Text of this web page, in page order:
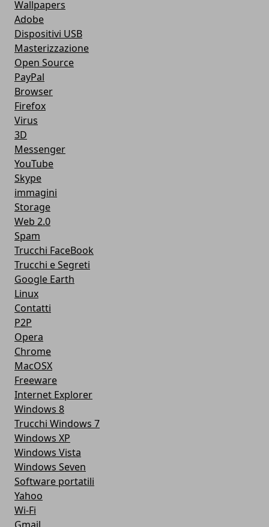
Wallpapers
Adobe
Dispositivi USB
Masterizzazione
Open Source
PayPal
Browser
Firefox
Virus
3D
Messenger
YouTube
Skype
immagini
Storage
Web 2.0
Spam
Trucchi FaceBook
Trucchi e Segreti
Google Earth
Linux
Contatti
P2P
Opera
Chrome
MacOSX
Freeware
Internet Explorer
Windows 8
Trucchi Windows 7
Windows XP
Windows Vista
Windows Seven
Software portatili
Yahoo
Wi-Fi